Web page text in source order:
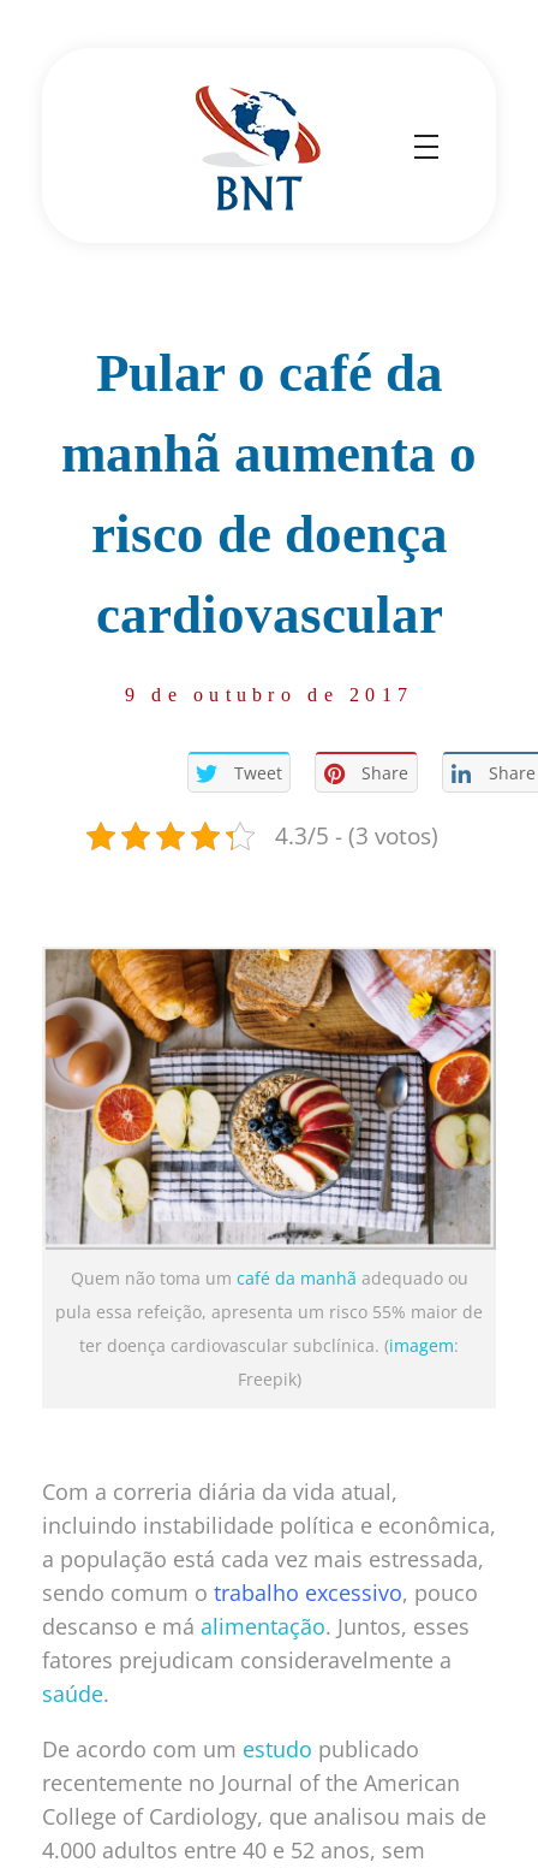
Pular o café da
manhã aumenta o
risco de doença
cardiovascular
9 de outubro de 2017
Tweet Share Share
4.3/5 - (3 votos)
Quem não toma um café da manhã adequado ou
pula essa refeição, apresenta um risco 55% maior de
ter doença cardiovascular subclínica. (imagem:
Freepik)
Com a correria diária da vida atual,
incluindo instabilidade política e econômica,
a população está cada vez mais estressada,
sendo comum o trabalho excessivo, pouco
descanso e má alimentação. Juntos, esses
fatores prejudicam consideravelmente a
saúde.
De acordo com um estudo publicado
recentemente no Journal of the American
College of Cardiology, que analisou mais de
4.000 adultos entre 40 e 52 anos, sem